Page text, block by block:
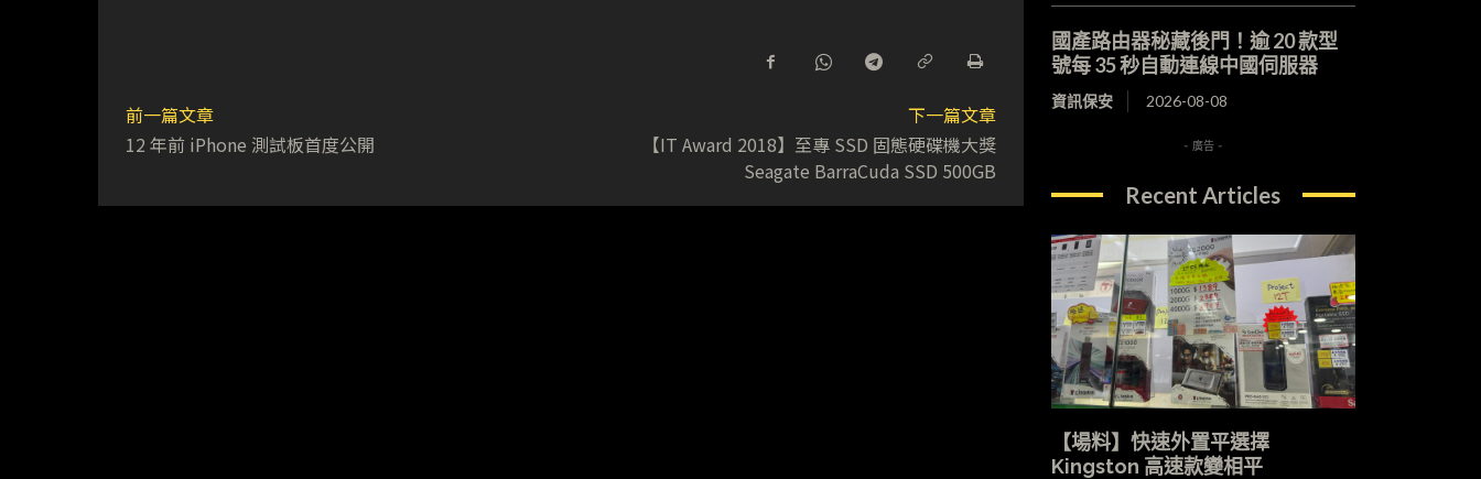
前一篇文章
12 年前 iPhone 測試板首度公開
下一篇文章
【IT Award 2018】至專 SSD 固態硬碟機大獎
Seagate BarraCuda SSD 500GB
國產路由器秘藏後門！逾 20 款型
號每 35 秒自動連線中國伺服器
資訊保安 2026-08-08
- 廣告 -
Recent Articles
【場料】快速外置平選擇
Kingston 高速款變相平